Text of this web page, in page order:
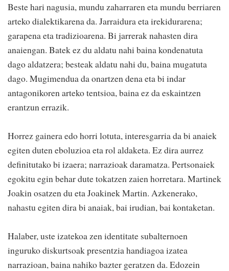
Beste hari nagusia, mundu zaharraren eta mundu berriaren
arteko dialektikarena da. Jarraidura eta irekidurarena;
garapena eta tradizioarena. Bi jarrerak nahasten dira
anaiengan. Batek ez du aldatu nahi baina kondenatuta
dago aldatzera; besteak aldatu nahi du, baina mugatuta
dago. Mugimendua da onartzen dena eta bi indar
antagonikoren arteko tentsioa, baina ez da eskaintzen
erantzun errazik.
Horrez gainera edo horri lotuta, interesgarria da bi anaiek
egiten duten eboluzioa eta rol aldaketa. Ez dira aurrez
definitutako bi izaera; narrazioak daramatza. Pertsonaiek
egokitu egin behar dute tokatzen zaien horretara. Martinek
Joakin osatzen du eta Joakinek Martin. Azkenerako,
nahastu egiten dira bi anaiak, bai irudian, bai kontaketan.
Halaber, uste izatekoa zen identitate subalternoen
inguruko diskurtsoak presentzia handiagoa izatea
narrazioan, baina nahiko bazter geratzen da. Edozein